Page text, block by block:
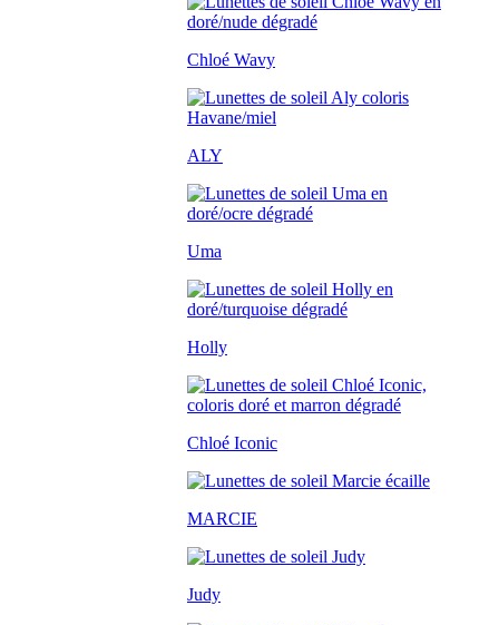
Chloé Wavy
ALY
Uma
Holly
Chloé Iconic
MARCIE
Judy